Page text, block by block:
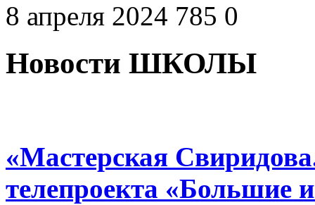
8 апреля 2024 785 0
Новости ШКОЛЫ
«Мастерская
телепроекта «Большие